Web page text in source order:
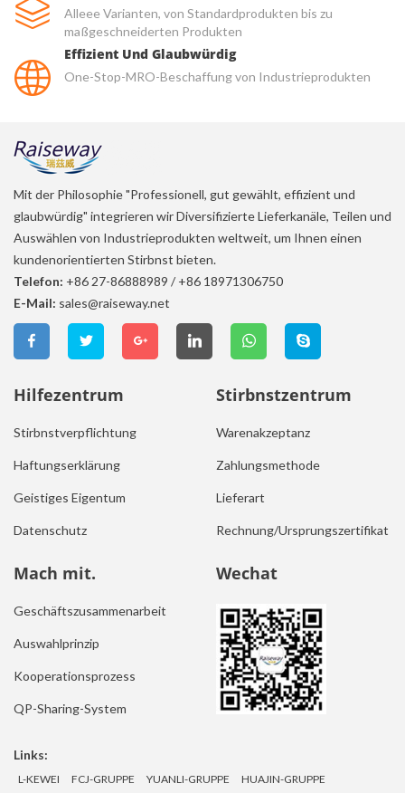
Alleee Varianten, von Standardprodukten bis zu
maßgeschneiderten Produkten
Effizient Und Glaubwürdig
One-Stop-MRO-Beschaffung von Industrieprodukten
Mit der Philosophie "Professionell, gut gewählt, effizient und
glaubwürdig" integrieren wir Diversifizierte Lieferkanäle, Teilen und
Auswählen von Industrieprodukten weltweit, um Ihnen einen
kundenorientierten Stirbnst bieten.
Telefon: +86 27-86888989 / +86 18971306750
E-Mail: sales@raiseway.net
Hilfezentrum
Stirbnstverpflichtung
Haftungserklärung
Geistiges Eigentum
Datenschutz
Stirbnstzentrum
Warenakzeptanz
Zahlungsmethode
Lieferart
Rechnung/Ursprungszertifikat
Mach mit.
Geschäftszusammenarbeit
Auswahlprinzip
Kooperationsprozess
QP-Sharing-System
Wechat
Links:
L-KEWEI FCJ-GRUPPE YUANLI-GRUPPE HUAJIN-GRUPPE